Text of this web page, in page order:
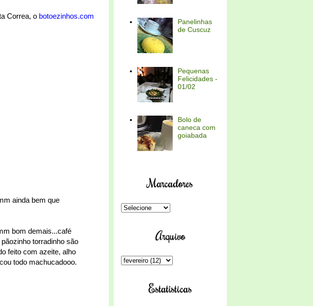
Correa, o botoezinhos.com
ainda bem que
bom demais...café
torradinho são
feito com azeite, alho
todo machucadooo.
Panelinhas
de Cuscuz
Pequenas
Felicidades -
01/02
Bolo de
caneca com
goiabada
Marcadores
Arquivo
Estatísticas